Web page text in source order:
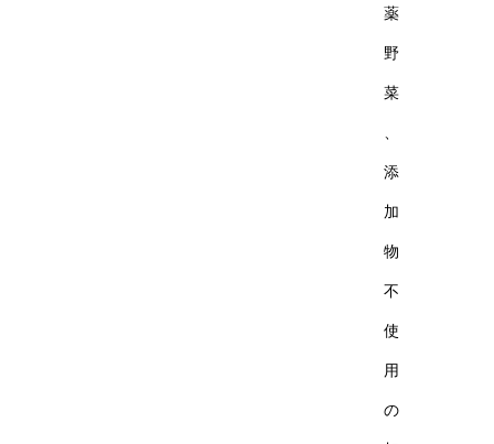
薬
野
菜
添
加
物
不
使
用
の